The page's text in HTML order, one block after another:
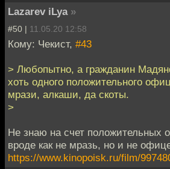
Lazarev iLya »
#50 | 11.05.20 12:58
Кому: Чекист, #43
> Любопытно, а гражданин
хоть одного положительного
мрази, алкаши, да скоты.
>
Не знаю на счет положительных
вроде как не мразь, но и не
https://www.kinopoisk.ru/film/